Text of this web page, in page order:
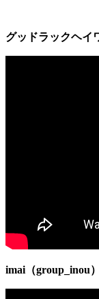
グッドラックヘイ
imai （group_inou）